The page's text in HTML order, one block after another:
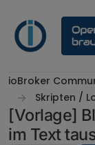
ioBroker
Skripten /
[Vorlage]
im Text